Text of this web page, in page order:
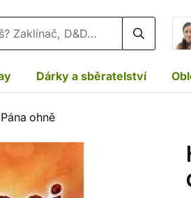
Dárky a sběratelství
ohně